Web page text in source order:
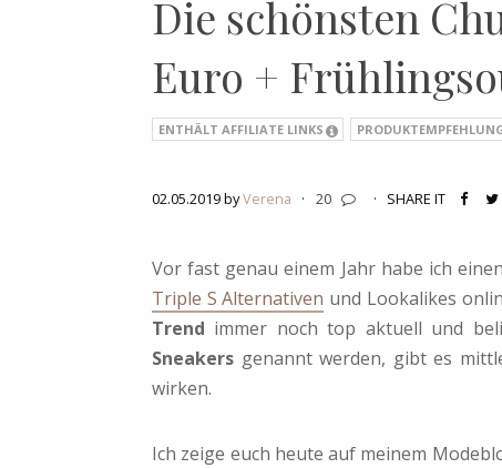
Die schönsten
Euro +
ENTHÄLT AFFILIATE LINKS
02.05.2019 byVerena · 20 · SHARE IT
Vor fast genau einem Jahr habe ich einen
Triple S Alternativen und Lookalikes
Trend immer noch top aktuell und
Sneakers genannt werden, gibt es
wirken.
Ich zeige euch heute auf meinem